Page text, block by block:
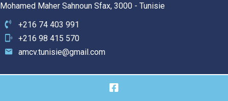
Mohamed Maher Sahnoun Sfax, 3000 - Tunisie
+216 74 403 991
+216 98 415 570
amcv.tunisie@gmail.com